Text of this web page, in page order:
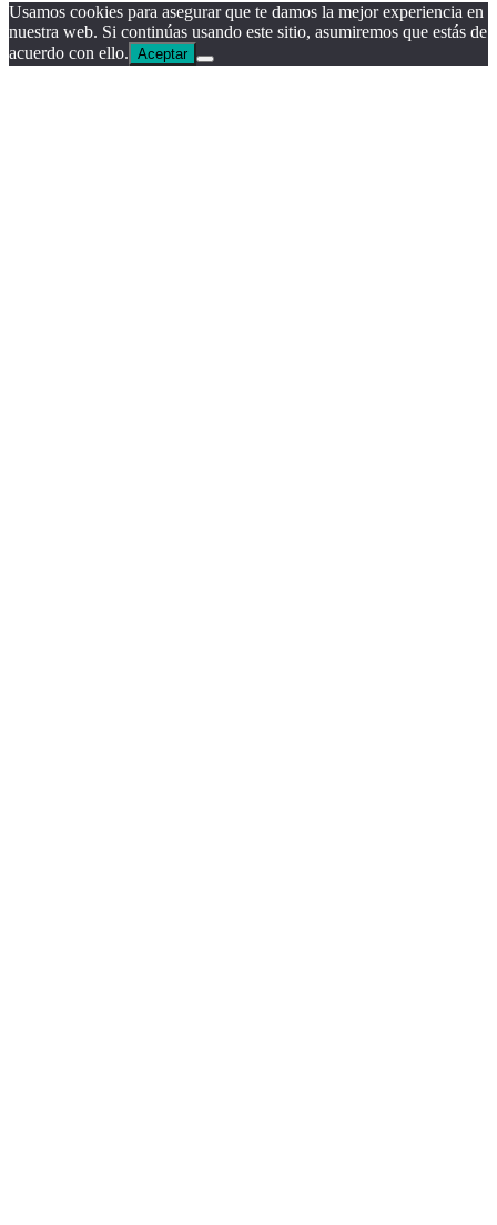
Usamos cookies para asegurar que te damos la mejor experiencia en
nuestra web. Si continúas usando este sitio, asumiremos que estás de
acuerdo con ello. Aceptar